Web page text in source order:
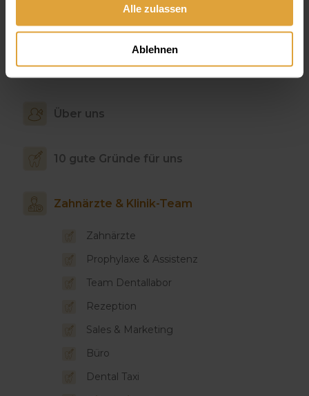
Alle zulassen
Ablehnen
Letzte Änderung:18. Januar 2019
Über uns
10 gute Gründe für uns
Zahnärzte & Klinik-Team
Zahnärzte
Prophylaxe & Assistenz
Team Dentallabor
Rezeption
Sales & Marketing
Büro
Dental Taxi